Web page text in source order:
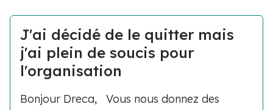
J'ai décidé de le quitter mais
j'ai plein de soucis pour
l'organisation
Bonjour Dreca, Vous nous donnez des